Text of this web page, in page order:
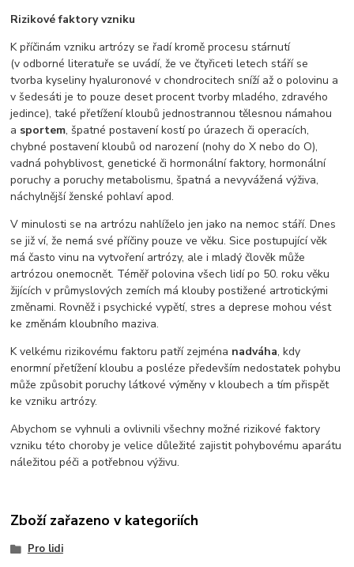
Rizikové faktory vzniku
K příčinám vzniku artrózy se řadí kromě procesu stárnutí
(v odborné literatuře se uvádí, že ve čtyřiceti letech stáří se
tvorba kyseliny hyaluronové v chondrocitech sníží až o polovinu a
v šedesáti je to pouze deset procent tvorby mladého, zdravého
jedince), také přetížení kloubů jednostrannou tělesnou námahou
a sportem, špatné postavení kostí po úrazech či operacích,
chybné postavení kloubů od narození (nohy do X nebo do O),
vadná pohyblivost, genetické či hormonální faktory, hormonální
poruchy a poruchy metabolismu, špatná a nevyvážená výživa,
náchylnější ženské pohlaví apod.
V minulosti se na artrózu nahlíželo jen jako na nemoc stáří. Dnes
se již ví, že nemá své příčiny pouze ve věku. Sice postupující věk
má často vinu na vytvoření artrózy, ale i mladý člověk může
artrózou onemocnět. Téměř polovina všech lidí po 50. roku věku
žijících v průmyslových zemích má klouby postižené artrotickými
změnami. Rovněž i psychické vypětí, stres a deprese mohou vést
ke změnám kloubního maziva.
K velkému rizikovému faktoru patří zejména nadváha, kdy
enormní přetížení kloubu a posléze především nedostatek pohybu
může způsobit poruchy látkové výměny v kloubech a tím přispět
ke vzniku artrózy.
Abychom se vyhnuli a ovlivnili všechny možné rizikové faktory
vzniku této choroby je velice důležité zajistit pohybovému aparátu
náležitou péči a potřebnou výživu.
Zboží zařazeno v kategoriích
Pro lidi